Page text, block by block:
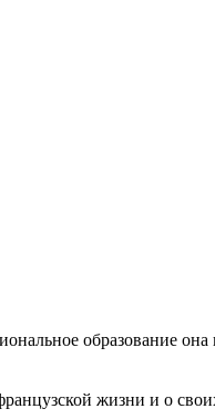
образование она
жизни и о